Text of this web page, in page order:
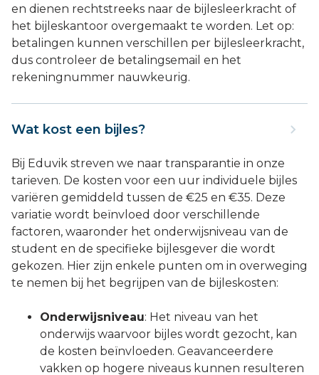
en dienen rechtstreeks naar de bijlesleerkracht of
het bijleskantoor overgemaakt te worden. Let op:
betalingen kunnen verschillen per bijlesleerkracht,
dus controleer de betalingsemail en het
rekeningnummer nauwkeurig.
Wat kost een bijles?
Bij Eduvik streven we naar transparantie in onze
tarieven. De kosten voor een uur individuele bijles
variëren gemiddeld tussen de €25 en €35. Deze
variatie wordt beïnvloed door verschillende
factoren, waaronder het onderwijsniveau van de
student en de specifieke bijlesgever die wordt
gekozen. Hier zijn enkele punten om in overweging
te nemen bij het begrijpen van de bijleskosten:
Onderwijsniveau: Het niveau van het
onderwijs waarvoor bijles wordt gezocht, kan
de kosten beïnvloeden. Geavanceerdere
vakken op hogere niveaus kunnen resulteren